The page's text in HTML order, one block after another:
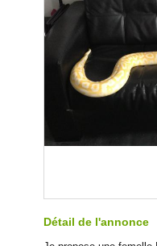
Détail de l'annonce